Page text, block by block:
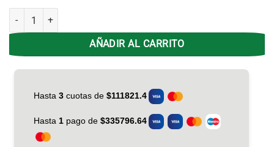
Ventilador de Techo Liliana VTHM-600 Palas de Madera 1.32 Control
AÑADIR AL CARRITO